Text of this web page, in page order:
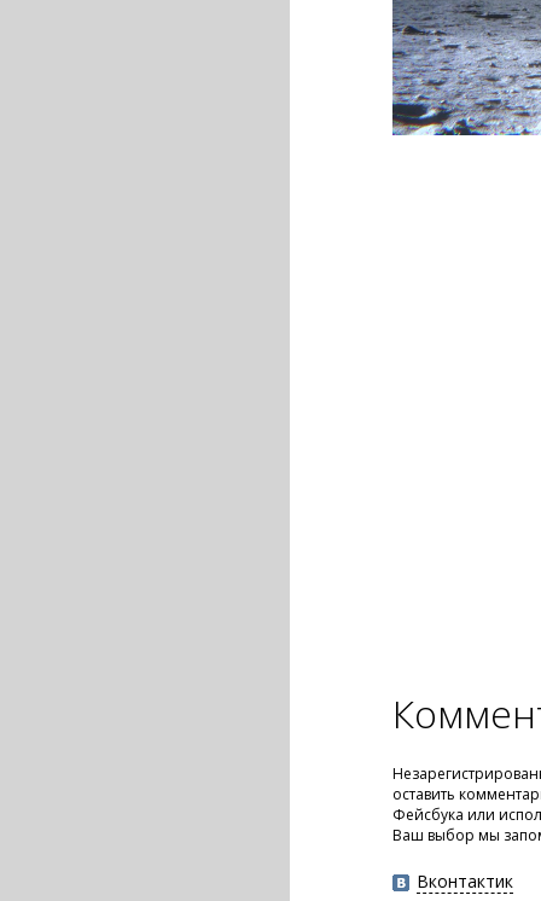
оставить
Фейсбука или
Ваш выбор мы
Вконтактик